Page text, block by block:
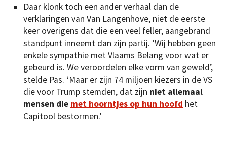
Daar klonk toch een ander verhaal dan de
verklaringen van Van Langenhove, niet de eerste
keer overigens dat die een veel feller, aangebrand
standpunt inneemt dan zijn partij. ‘Wij hebben geen
enkele sympathie met Vlaams Belang voor wat er
gebeurd is. We veroordelen elke vorm van geweld’,
stelde Pas. ‘Maar er zijn 74 miljoen kiezers in de VS
die voor Trump stemden, dat zijn niet allemaal
mensen die met hoorntjes op hun hoofd het
Capitool bestormen.’